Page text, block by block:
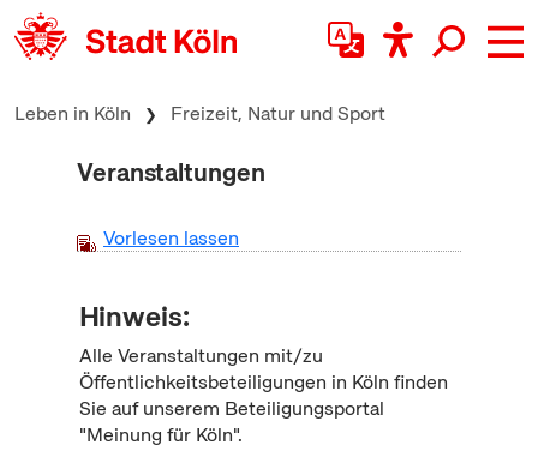
zum Inhalt springen
Leben in Köln Freizeit, Natur und Sport
Veranstaltungen
Vorlesen lassen
Hinweis:
Alle Veranstaltungen mit/zu
Öffentlichkeitsbeteiligungen in Köln finden
Sie auf unserem Beteiligungsportal
"Meinung für Köln".